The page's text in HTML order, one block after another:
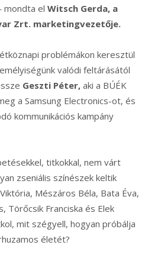
mondta el Witsch Gerda, a
Zrt. marketingvezetője.
problémákon keresztül
valódi feltárásától
Geszti Péter, aki a BÚÉK
a Samsung Electronics-ot, és
kommunikációs kampány
titkokkal, nem várt
zseniális színészek keltik
Mészáros Béla, Bata Éva,
Törőcsik Franciska és Elek
mit szégyell, hogyan próbálja
életét?